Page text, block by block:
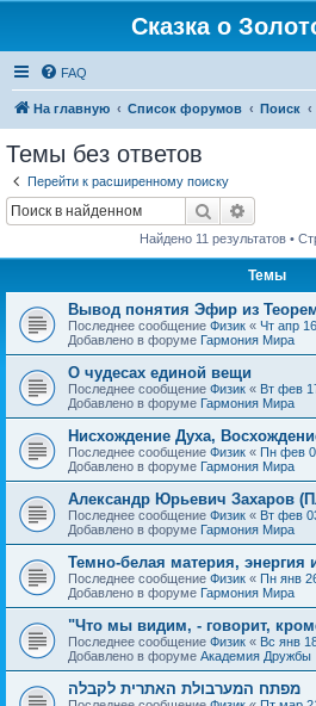
Сказка о
FAQ
На главную Список форумов Поиск
Темы без ответов
Перейти к расширенному поиску
Поиск
Найдено 11 результатов •
Темы
Вывод понятия Эфир из
Последнее сообщение Физик « Чт апр
Добавлено в форуме Гармония Мира
О чудесах единой вещи
Последнее сообщение Физик « Вт фев
Добавлено в форуме Гармония Мира
Нисхождение Духа,
Последнее сообщение Физик « Пн фев
Добавлено в форуме Гармония Мира
Александр Юрьевич Захаров
Последнее сообщение Физик « Вт фев
Добавлено в форуме Гармония Мира
Темно-белая материя, энергия
Последнее сообщение Физик « Пн янв
Добавлено в форуме Гармония Мира
"Что мы видим, - говорит,
Последнее сообщение Физик « Вс янв
Добавлено в форуме Академия Дружбы
מפתח המערבולת האתרית לקבלה